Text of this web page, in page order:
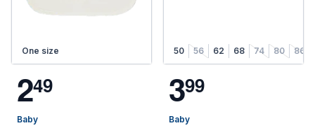
One size
249
Baby
50 56 62 68 74 80 86
399
Baby